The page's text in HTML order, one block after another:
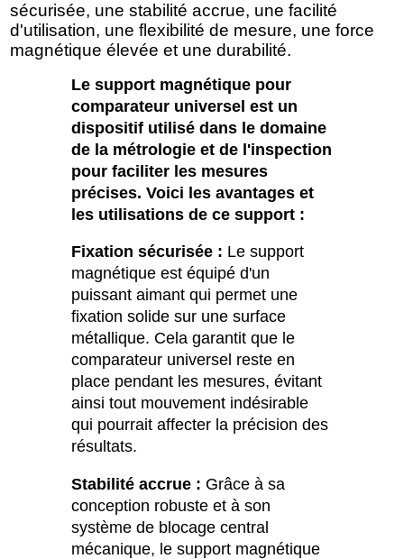
sécurisée, une stabilité accrue, une facilité
d'utilisation, une flexibilité de mesure, une force
magnétique élevée et une durabilité.
Le support magnétique pour
comparateur universel est un
dispositif utilisé dans le domaine
de la métrologie et de l'inspection
pour faciliter les mesures
précises. Voici les avantages et
les utilisations de ce support :
Fixation sécurisée : Le support
magnétique est équipé d'un
puissant aimant qui permet une
fixation solide sur une surface
métallique. Cela garantit que le
comparateur universel reste en
place pendant les mesures, évitant
ainsi tout mouvement indésirable
qui pourrait affecter la précision des
résultats.
Stabilité accrue : Grâce à sa
conception robuste et à son
système de blocage central
mécanique, le support magnétique